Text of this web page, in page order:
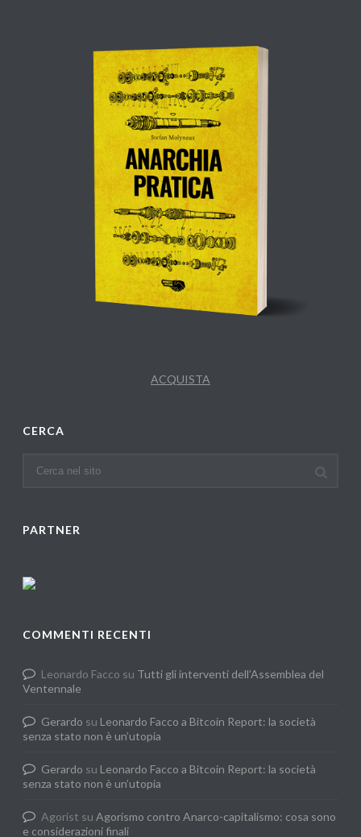
ACQUISTA
CERCA
PARTNER
COMMENTI RECENTI
Leonardo Facco su Tutti gli interventi dell’Assemblea del
Ventennale
Gerardo su Leonardo Facco a Bitcoin Report: la società
senza stato non è un’utopia
Gerardo su Leonardo Facco a Bitcoin Report: la società
senza stato non è un’utopia
Agorist suAgorismo contro Anarco-capitalismo: cosa sono
e considerazioni finali